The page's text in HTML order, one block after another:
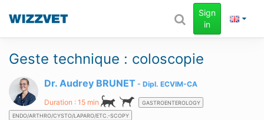
Sign
in
Geste technique : coloscopie
Dr. Audrey BRUNET Dipl. ECVIM-CA
Duration : 15 min
GASTROENTEROLOGY
ENDO/ARTHRO/CYSTO/LAPARO/ETC.-SCOPY